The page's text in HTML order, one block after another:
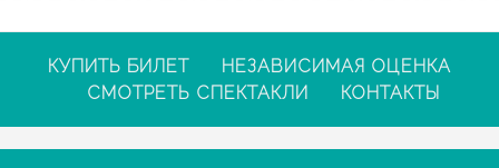
КУПИТЬ БИЛЕТ
НЕЗАВИСИМАЯ ОЦЕНКА
СМОТРЕТЬ СПЕКТАКЛИ
КОНТАКТЫ